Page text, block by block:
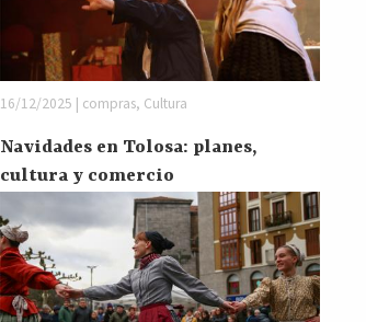
16/12/2025 | compras, Cultura
Navidades en Tolosa: planes,
cultura y comercio